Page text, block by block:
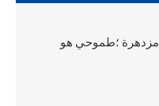
واجبي هو Oupai مزدهرة ؛طموحي هو